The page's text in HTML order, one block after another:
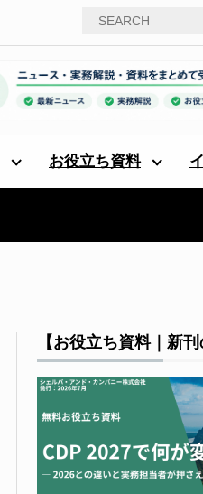
お役立ち資料
【お役立ち資料｜新刊